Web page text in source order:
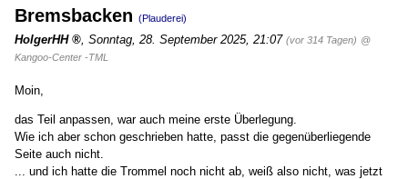
Bremsbacken (Plauderei)
HolgerHH Sonntag, 28. September 2025, 21:07 (vor 314 Tagen) @
Kangoo-Center -TML
Moin,
das Teil anpassen, war auch meine erste Überlegung.
Wie ich aber schon geschrieben hatte, passt die gegenüberliegende
Seite auch nicht.
... und ich hatte die Trommel noch nicht ab, weiß also nicht, was jetzt